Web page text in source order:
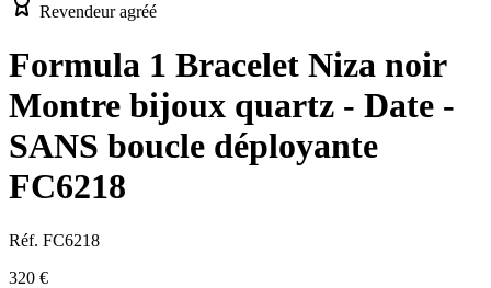
Revendeur agréé
Formula 1 Bracelet Niza noir
Montre bijoux quartz - Date -
SANS boucle déployante
FC6218
Réf. FC6218
320 €